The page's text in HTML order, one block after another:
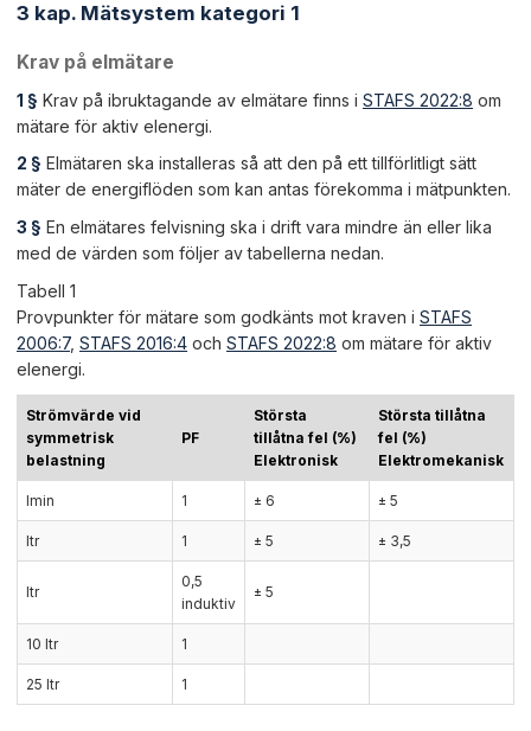
3 kap. Mätsystem kategori 1
Krav på elmätare
1 § Krav på ibruktagande av elmätare finns i STAFS 2022:8 om
mätare för aktiv elenergi.
2 § Elmätaren ska installeras så att den på ett tillförlitligt sätt
mäter de energiflöden som kan antas förekomma i mätpunkten.
3 § En elmätares felvisning ska i drift vara mindre än eller lika
med de värden som följer av tabellerna nedan.
Tabell 1
Provpunkter för mätare som godkänts mot kraven i STAFS
2006:7, STAFS 2016:4 och STAFS 2022:8 om mätare för aktiv
elenergi.
Strömvärde vid
symmetrisk
belastning
PF
Största
tillåtna fel (%)
Elektronisk
Största tillåtna
fel (%)
Elektromekanisk
Imin 1 ± 6 ± 5
Itr 1 ± 5 ± 3,5
Itr
0,5
induktiv
± 5
10 Itr 1
25 Itr 1